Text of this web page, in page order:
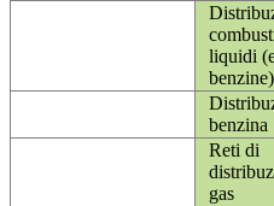
liquidi
benzine)
benzina
Reti di
gas